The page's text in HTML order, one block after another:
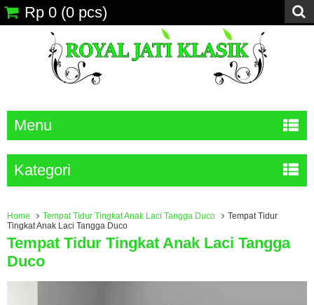
Rp 0 (0 pcs)
Menu
Kategori
Home Tempat Tidur Tingkat Anak Laci Tangga Duco
Tempat Tidur
Tingkat Anak Laci Tangga Duco
Tempat Tidur Tingkat Anak Laci Tangga
Duco